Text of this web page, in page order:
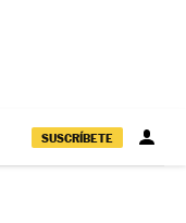
SUSCRÍBETE